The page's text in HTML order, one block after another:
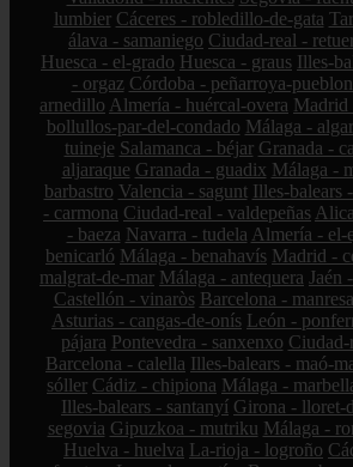
lumbier Cáceres - robledillo-de-gata
álava - samaniego Ciudad-real -
Huesca - el-grado Huesca - graus Illes-
- orgaz Córdoba - peñarroya-
arnedillo Almería - huércal-overa Madrid
bollullos-par-del-condado Málaga -
tuineje Salamanca - béjar Granada -
aljaraque Granada - guadix Málaga -
barbastro Valencia - sagunt Illes-balears
- carmona Ciudad-real - valdepeñas
- baeza Navarra - tudela Almería - el-
benicarló Málaga - benahavís Madrid -
malgrat-de-mar Málaga - antequera Jaén
Castellón - vinaròs Barcelona - manresa
Asturias - cangas-de-onís León -
pájara Pontevedra - sanxenxo Ciudad-
Barcelona - calella Illes-balears - maó-
sóller Cádiz - chipiona Málaga -
Illes-balears - santanyí Girona - lloret-
segovia Gipuzkoa - mutriku Málaga -
Huelva - huelva La-rioja - logroño